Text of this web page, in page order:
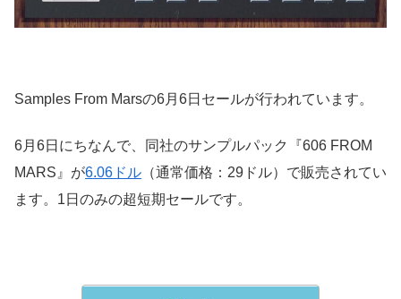
Samples From Marsの6月6日セールが行われています。
6月6日にちなんで、同社のサンプルパック『606 FROM
MARS』が6.06ドル （通常価格：29ドル）で販売されてい
ます。1日のみの超短期セールです。